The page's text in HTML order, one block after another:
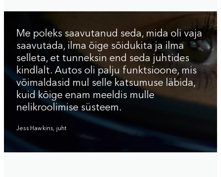
Me poleks saavutanud seda, mida oli vaja
saavutada, ilma õige sõidukita ja ilma
selleta, et tunneksin end seda juhtides
kindlalt. Autos oli palju funktsioone, mis
võimaldasid mul selle katsumuse läbida,
kuid kõige enam meeldis mulle
nelikroolimise süsteem.
Jess Hawkins, juht